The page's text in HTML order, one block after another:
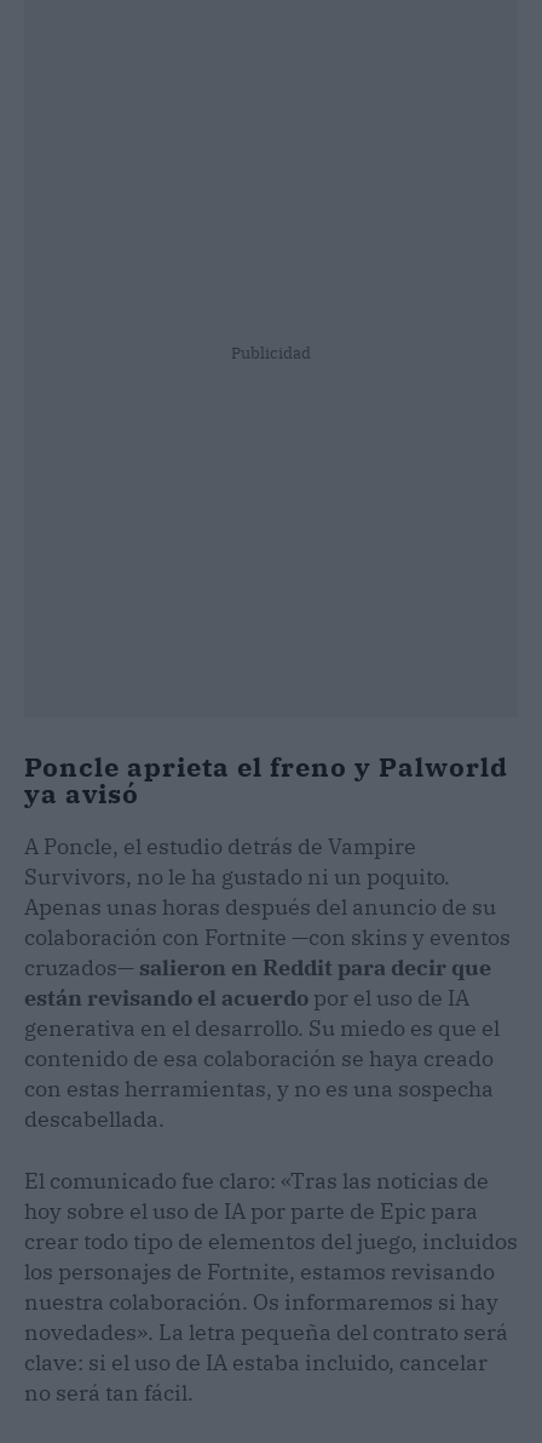
Publicidad
Poncle aprieta el freno y Palworld
ya avisó
A Poncle, el estudio detrás de Vampire
Survivors, no le ha gustado ni un poquito.
Apenas unas horas después del anuncio de su
colaboración con Fortnite —con skins y eventos
cruzados— salieron en Reddit para decir que
están revisando el acuerdo por el uso de IA
generativa en el desarrollo. Su miedo es que el
contenido de esa colaboración se haya creado
con estas herramientas, y no es una sospecha
descabellada.
El comunicado fue claro: «Tras las noticias de
hoy sobre el uso de IA por parte de Epic para
crear todo tipo de elementos del juego, incluidos
los personajes de Fortnite, estamos revisando
nuestra colaboración. Os informaremos si hay
novedades». La letra pequeña del contrato será
clave: si el uso de IA estaba incluido, cancelar
no será tan fácil.